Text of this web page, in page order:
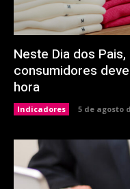
Neste Dia dos
consumidores
hora
Indicadores 5 de agosto